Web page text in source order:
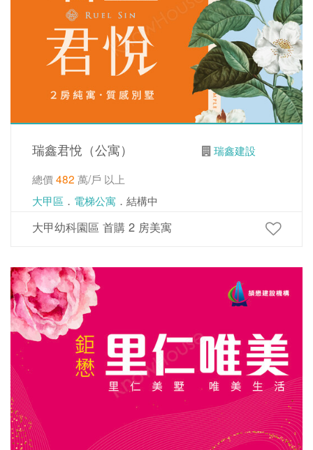
瑞鑫君悅（公寓）
瑞鑫建設
總價482 萬/戶 以上
大甲區 ． 電梯公寓 ．結構中
大甲幼科園區 首購 2 房美寓